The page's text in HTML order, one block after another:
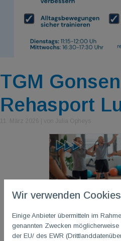
TGM
Rehasport
Wir verwenden
Einige Anbieter übermitteln im
genannten Zwecken
der EU/ des EWR